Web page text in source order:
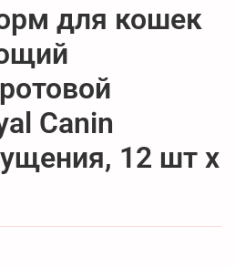
для кошек
Canin
12 шт x